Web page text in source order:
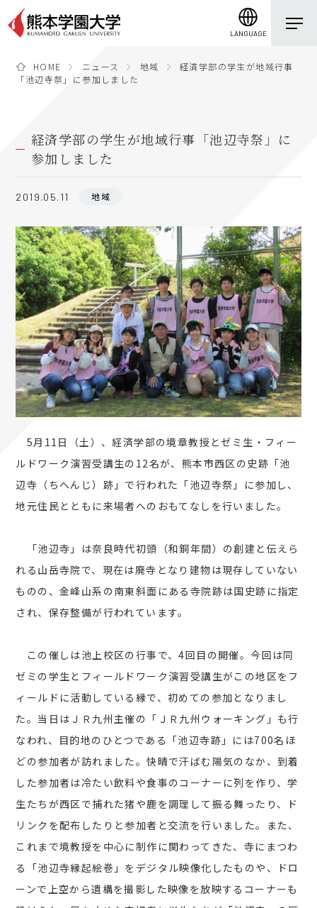
LANGUAGE
HOME ニュース 地域
経済学部の学生が地域行事
「池辺寺祭」に参加しました
経済学部の学生が地域行事「池辺寺祭」に
参加しました
地域
2019.05.11
5月11日（土）、経済学部の境章教授とゼミ生・フィー
ルドワーク演習受講生の12名が、熊本市西区の史跡「池
辺寺（ちへんじ）跡」で行われた「池辺寺祭」に参加し、
地元住民とともに来場者へのおもてなしを行いました。
「池辺寺」は奈良時代初頭（和銅年間）の創建と伝えら
れる山岳寺院で、現在は廃寺となり建物は現存していない
ものの、金峰山系の南東斜面にある寺院跡は国史跡に指定
され、保存整備が行われています。
この催しは池上校区の行事で、4回目の開催。今回は同
ゼミの学生とフィールドワーク演習受講生がこの地区をフ
ィールドに活動している縁で、初めての参加となりまし
た。当日はＪＲ九州主催の「ＪＲ九州ウォーキング」も行
なわれ、目的地のひとつである「池辺寺跡」には700名ほ
どの参加者が訪れました。快晴で汗ばむ陽気のなか、到着
した参加者は冷たい飲料や食事のコーナーに列を作り、学
生たちが西区で捕れた猪や鹿を調理して振る舞ったり、ド
リンクを配布したりと参加者と交流を行いました。また、
これまで境教授を中心に制作に関わってきた、寺にまつわ
る「池辺寺縁起絵巻」をデジタル映像化したものや、ドロ
ーンで上空から遺構を撮影した映像を放映するコーナーも